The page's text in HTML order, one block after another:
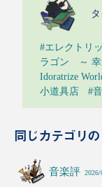
#エレクトリ
ラゴン ～ 幸
Idoratrize
小道具店
#
同じカテゴリ
音楽評 2026/